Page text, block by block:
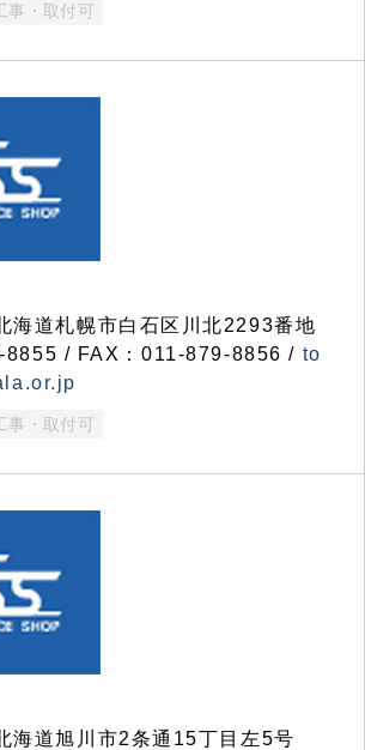
事・取付可
道札幌市白石区川北2293番地
8855 / FAX：011-879-8856 / to
事・取付可
道旭川市2条通15丁目左5号